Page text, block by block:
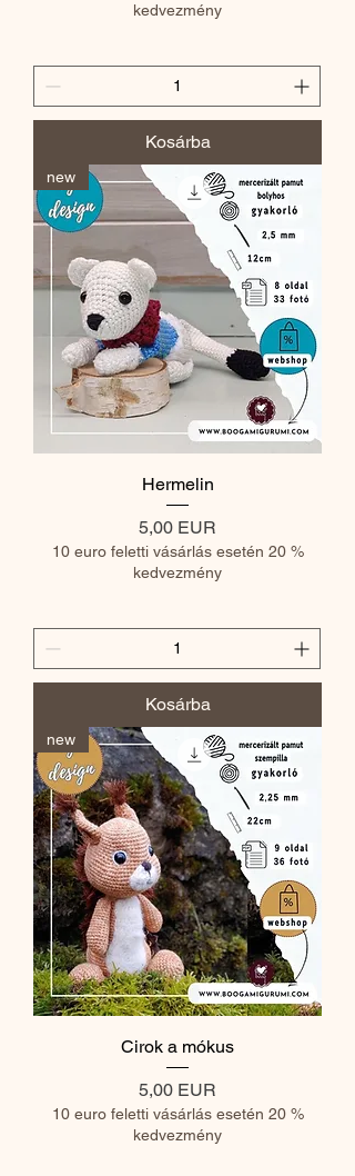
kedvezmény
Kosárba
new
Hermelin
Ár
5,00 EUR
10 euro feletti vásárlás esetén 20 %
kedvezmény
Kosárba
new
Cirok a mókus
Ár
5,00 EUR
10 euro feletti vásárlás esetén 20 %
kedvezmény